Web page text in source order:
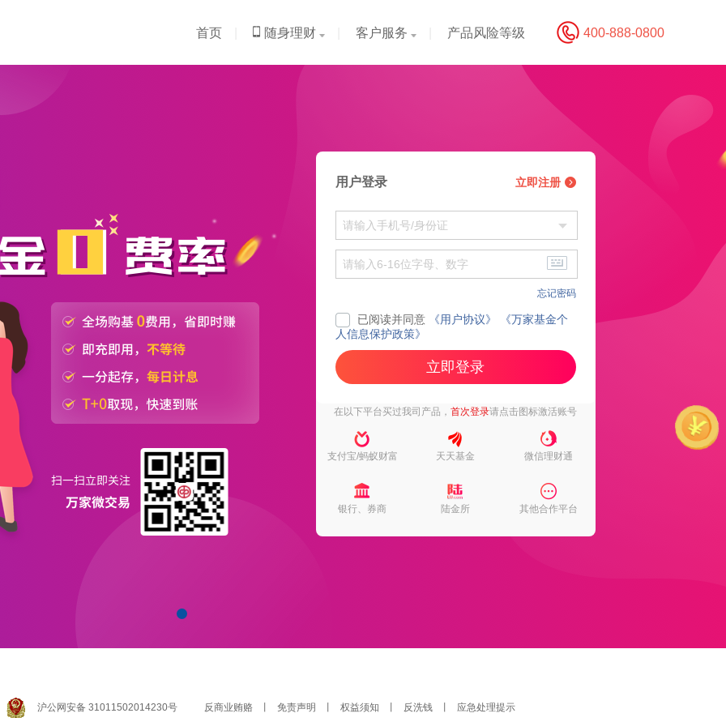
首页 随身理财 客户服务 产品风险等级 400-888-0800
用户登录 立即注册
忘记密码
已阅读并同意 《用户协议》
《万家基金个
人信息保护政策》
立即登录
在以下平台买过我司产品，首次登录请点击图标激活账号
支付宝/蚂蚁财富 天天基金 微信理财通
银行、券商 陆金所 其他合作平台
沪公网安备 31011502014230号 反商业贿赂 免责声明 权益须知 反洗钱 应急处理提示